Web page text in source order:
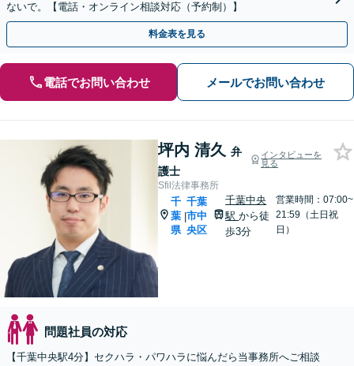
ないで。【電話・オンライン相談対応（予約制）】
料金表を見る
電話でお問い合わせ メールでお問い合わせ
坪内 清久 弁
護士
インタビューを
見る
Sfil法律事務所
千
葉
県
|
千葉
市中
央区
千葉中央
駅から徒
歩3分
営業時間：07:00~
21:59（土日祝
日）
問題社員の対応
【千葉中央駅4分】セクハラ・パワハラに悩んだら当事務所へご相談